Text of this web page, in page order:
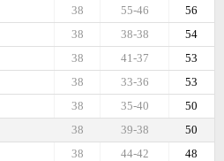
56
55-46
38
54
38-38
38
53
41-37
38
53
33-36
38
50
35-40
38
50
39-38
38
48
44-42
38